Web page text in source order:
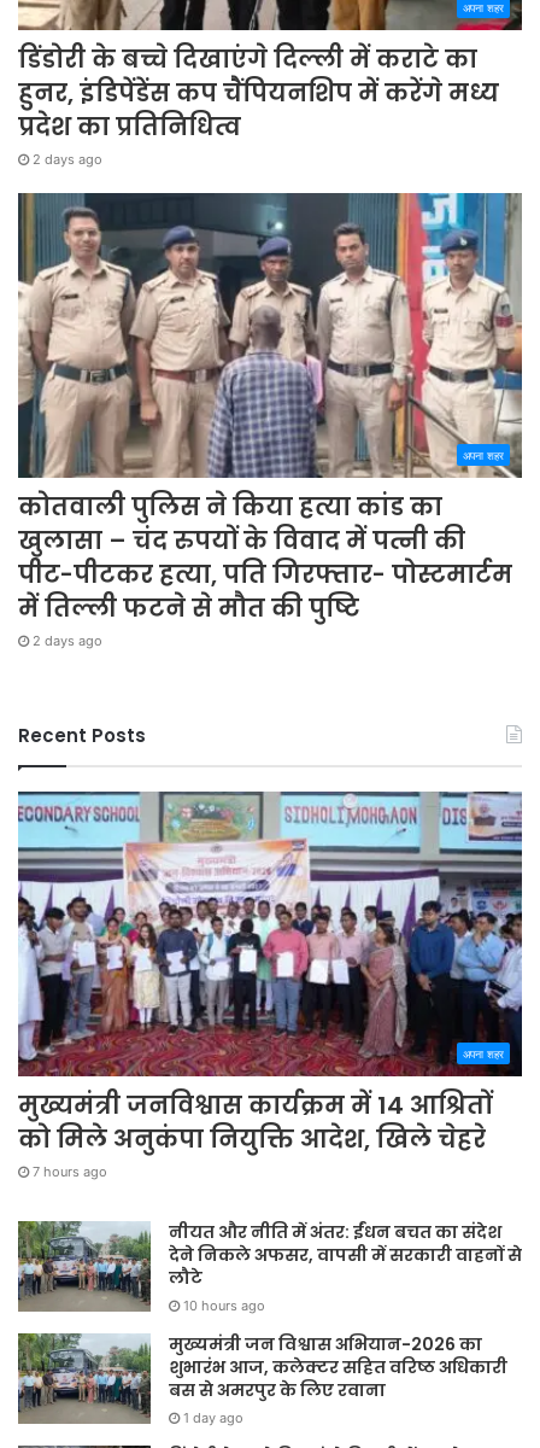
अपना शहर
डिंडोरी के बच्चे दिखाएंगे दिल्ली में कराटे का
हुनर, इंडिपेंडेंस कप चैंपियनशिप में करेंगे मध्य
प्रदेश का प्रतिनिधित्व
2 days ago
अपना शहर
कोतवाली पुलिस ने किया हत्या कांड का
खुलासा – चंद रुपयों के विवाद में पत्नी की
पीट-पीटकर हत्या, पति गिरफ्तार- पोस्टमार्टम
में तिल्ली फटने से मौत की पुष्टि
2 days ago
Recent Posts
अपना शहर
मुख्यमंत्री जनविश्वास कार्यक्रम में 14 आश्रितों
को मिले अनुकंपा नियुक्ति आदेश, खिले चेहरे
7 hours ago
नीयत और नीति में अंतर: ईंधन बचत का संदेश
देने निकले अफसर, वापसी में सरकारी वाहनों से
लौटे
10 hours ago
मुख्यमंत्री जन विश्वास अभियान-2026 का
शुभारंभ आज, कलेक्टर सहित वरिष्ठ अधिकारी
बस से अमरपुर के लिए रवाना
1 day ago